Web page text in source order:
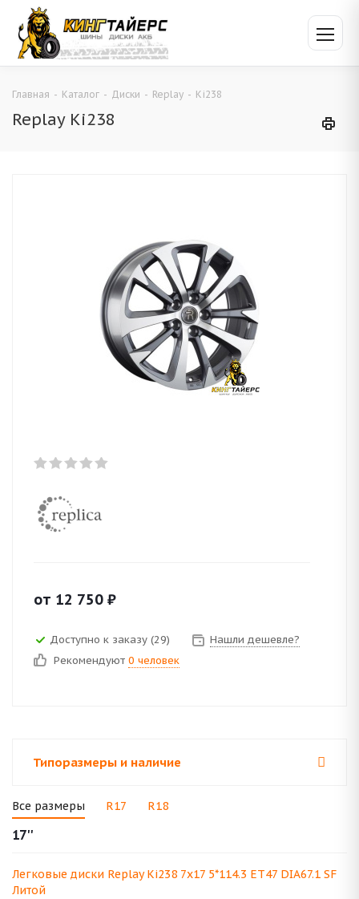
Главная - Каталог - Диски - Replay - Ki238
Replay Ki238
от 12 750 ₽
Доступно к заказу (29)
Нашли дешевле?
Рекомендуют 0 человек
Типоразмеры и наличие
Все размеры R17 R18
17''
Легковые диски Replay Ki238 7x17 5*114.3 ET47 DIA67.1 SF
Литой